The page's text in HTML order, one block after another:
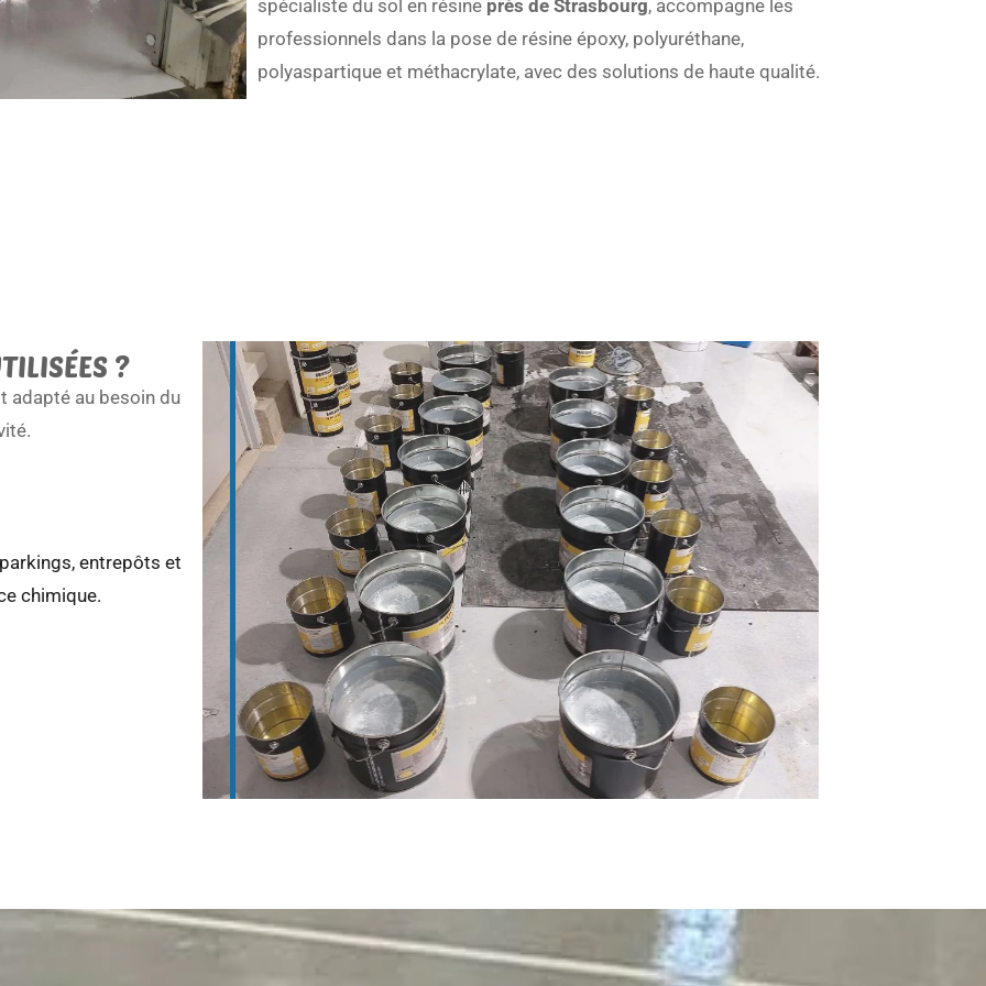
spécialiste du sol en résine près de Strasbourg, accompagne les
professionnels dans la pose de résine époxy, polyuréthane,
polyaspartique et méthacrylate, avec des solutions de haute qualité.
?
adapté au besoin du
entrepôts et
chimique.